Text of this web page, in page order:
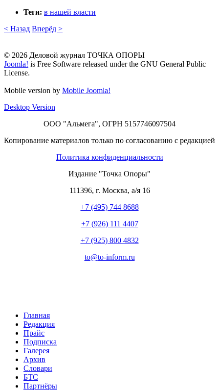
Теги: в нашей власти
< Назад Вперёд >
© 2026 Деловой журнал ТОЧКА ОПОРЫ
Joomla! is Free Software released under the GNU General Public
License.
Mobile version by Mobile Joomla!
Desktop Version
ООО "Альмега", ОГРН 5157746097504
Копирование материалов только по согласованию с редакцией
Политика конфиденциальности
Издание "Точка Опоры"
111396, г. Москва, а/я 16
+7 (495) 744 8688
+7 (926) 111 4407
+7 (925) 800 4832
to​@​to-inform.ru
Главная
Редакция
Прайс
Подписка
Галерея
Архив
Словари
БТС
Партнёры